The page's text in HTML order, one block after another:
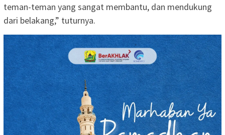
teman-teman yang sangat membantu, dan mendukung
dari belakang,” tuturnya.